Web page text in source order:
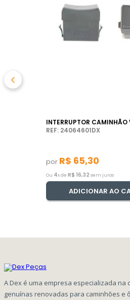
INTERRUPTOR CAMINHÃO
REF: 24064601DX
por R$ 65,30
Ou 4x de R$ 16,32 sem juros
ADICIONAR AO
A Dex é uma empresa especializada na
genuínas renovadas para caminhões e